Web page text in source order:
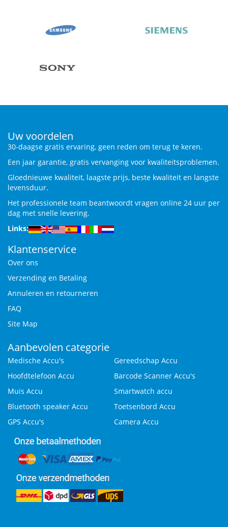
Uw voordelen
30-daagse gratis ervaring, geen reden om terug te keren.
Een jaar garantie, gratis vervanging voor kwaliteitsproblemen.
Gloednieuwe kwaliteit, laagste prijs, beste kwaliteit en langste
levensduur.
Het professionele team beantwoordt vragen online 24 uur per
dag met snelle levering.
Links:
Klantenservice
Over ons
Verzending en Betaling
Annuleren en retourneren
FAQ
Site Map
Aanbevolen categorie
Medische Accu's
Gereedschap Accu
Hoofdtelefoon Accu
Barcode Scanner Accu's
Muis Accu
Smartwatch accu
Bluetooth speaker Accu
Toetsenbord Accu
GPS Accu's
Camera Accu